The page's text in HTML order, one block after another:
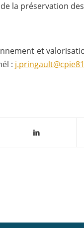
la préservation
et
: